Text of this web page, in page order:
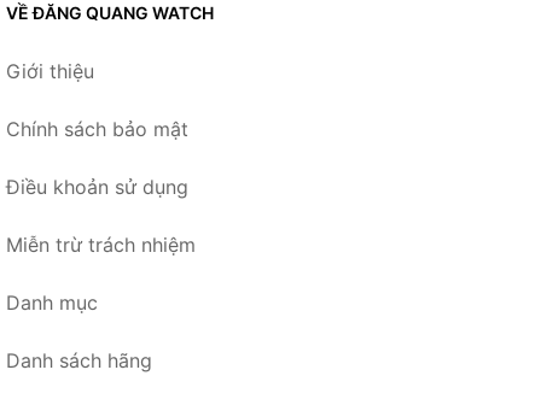
VỀ ĐĂNG QUANG WATCH
Giới thiệu
Chính sách bảo mật
Điều khoản sử dụng
Miễn trừ trách nhiệm
Danh mục
Danh sách hãng